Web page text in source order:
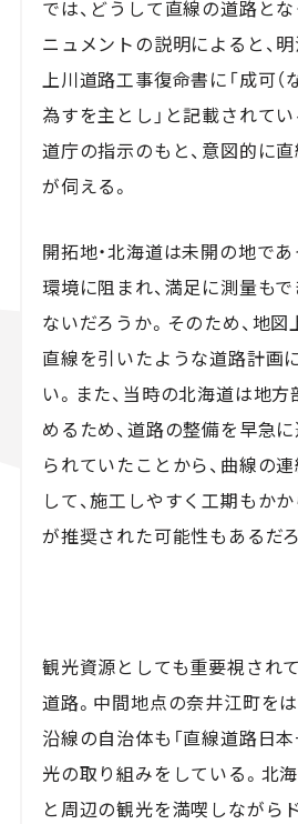
では、どうして直線の道路と
ニュメントの説明によると、明
上川道路工事復命書に「成可（
為すを主とし」と記載されて
道庁の指示のもと、意図的に
が伺える。
開拓地・北海道は未開の地で
環境に阻まれ、満足に測量も
ないだろうか。そのため、地
直線を引いたような道路計画
い。また、当時の北海道は地
めるため、道路の整備を早急
られていたことから、曲線の
して、施工しやすく工期もか
が推奨された可能性もあるだろ
観光資源としても重要視され
道路。中間地点の奈井江町を
沿線の自治体も「直線道路日
光の取り組みをしている。北
と周辺の観光を満喫しながら